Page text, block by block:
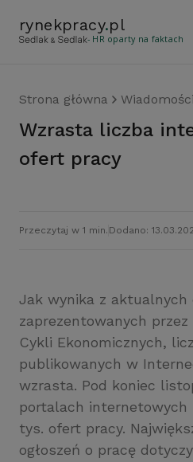
rynekpracy.pl
- HR oparty na faktach
Strona główna Wiadomości
Wzrasta liczba internetowych
ofert pracy
Przeczytaj w 1 min. Dodano:
Jak wynika z aktualnych
zaprezentowanych
Cykli Ekonomicznych,
publikowanych w
wzrasta. Pod koniec
portalach internetowych
tys. ofert pracy.
ogłoszeń o pracę